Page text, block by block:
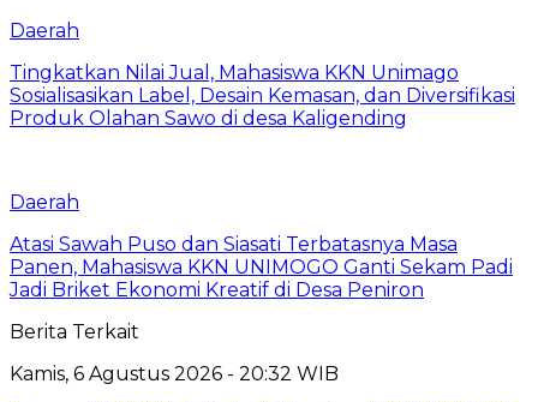
Daerah
Tingkatkan Nilai Jual, Mahasiswa KKN Unimago
Sosialisasikan Label, Desain Kemasan, dan Diversifikasi
Produk Olahan Sawo di desa Kaligending
Daerah
Atasi Sawah Puso dan Siasati Terbatasnya Masa
Panen, Mahasiswa KKN UNIMOGO Ganti Sekam Padi
Jadi Briket Ekonomi Kreatif di Desa Peniron
Berita Terkait
Kamis, 6 Agustus 2026 - 20:32 WIB